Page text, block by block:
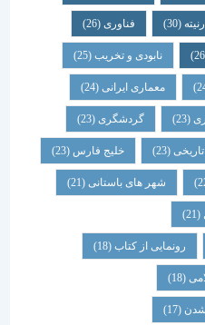
فناوری (26)
نابودی و تخریب(25)
معماری ایرانی(24)
گردشگری (23)
خلیج فارس(23)
شهر های باستانی (21)
از کتاب (18)